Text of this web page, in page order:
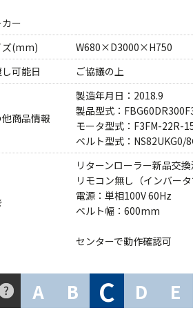
ー
ズ(mm)
W680×D3000×H750
可能日
ご協議の上
商品情報
製造年月日：2018.9
製品型式：
モータ型式：F3FM-22R-
ベルト型式：NS82UKG0/
リターンローラー新品交換
リモコン無し（インバータ
電源：単相100V 60Hz
ベルト幅：600mm
センターで動作確認可
A B C D E